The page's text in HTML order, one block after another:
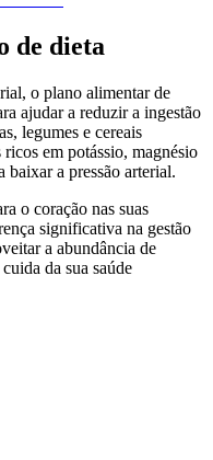
de dieta
o plano alimentar de
ajudar a reduzir a ingestão
legumes e cereais
em potássio, magnésio
baixar a pressão arterial.
o coração nas suas
significativa na gestão
a abundância de
da sua saúde